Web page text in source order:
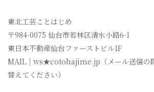
東北工芸ことはじめ
〒984-0075 仙台市若林区清水小路6-1
東日本不動産仙台ファーストビル1F
MAIL｜ws★cotohajime.jp（メール送信の
替えてください）